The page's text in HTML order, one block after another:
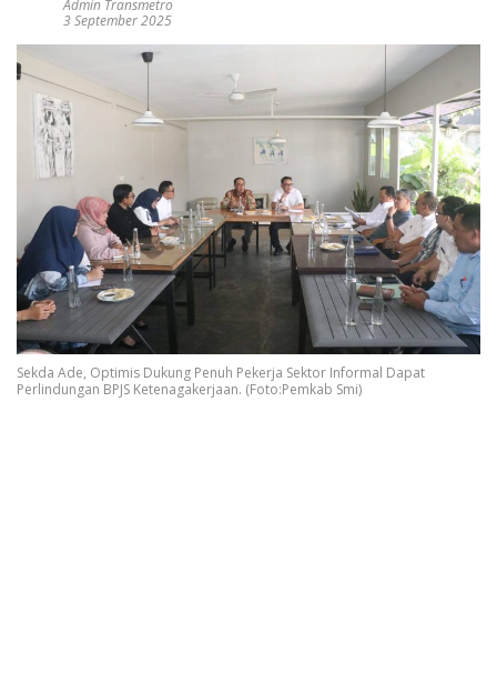
Admin Transmetro
3 September 2025
Sekda Ade, Optimis Dukung Penuh Pekerja Sektor Informal Dapat
Perlindungan BPJS Ketenagakerjaan. (Foto:Pemkab Smi)